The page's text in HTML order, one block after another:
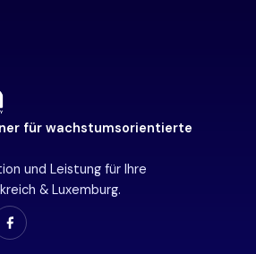
für wachstumsorientierte
und Leistung für Ihre
& Luxemburg.